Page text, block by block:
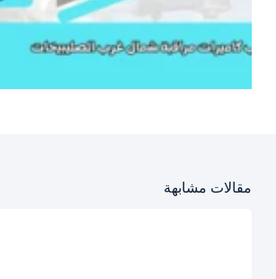
مقالات مشابهة